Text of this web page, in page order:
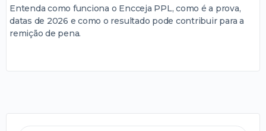
Entenda como funciona o Encceja PPL, como é a prova,
datas de 2026 e como o resultado pode contribuir para a
remição de pena.